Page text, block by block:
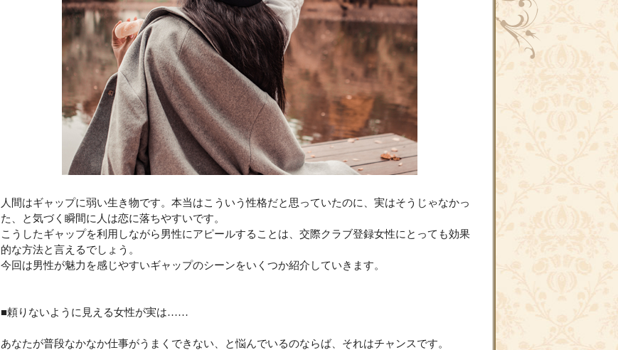
人間はギャップに弱い生き物です。本当はこういう性格だと思っていたのに、実はそうじゃなかっ
た、と気づく瞬間に人は恋に落ちやすいです。
こうしたギャップを利用しながら男性にアピールすることは、交際クラブ登録女性にとっても効果
的な方法と言えるでしょう。
今回は男性が魅力を感じやすいギャップのシーンをいくつか紹介していきます。
■頼りないように見える女性が実は……
あなたが普段なかなか仕事がうまくできない、と悩んでいるのならば、それはチャンスです。